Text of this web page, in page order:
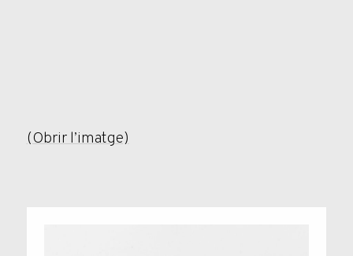
(Obrir l’imatge)